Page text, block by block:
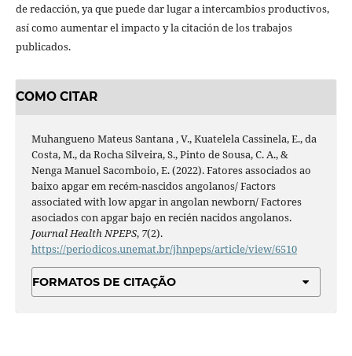
de redacción, ya que puede dar lugar a intercambios productivos,
así como aumentar el impacto y la citación de los trabajos
publicados.
COMO CITAR
Muhangueno Mateus Santana , V., Kuatelela Cassinela, E., da
Costa, M., da Rocha Silveira, S., Pinto de Sousa, C. A., &
Nenga Manuel Sacomboio, E. (2022). Fatores associados ao
baixo apgar em recém-nascidos angolanos/ Factors
associated with low apgar in angolan newborn/ Factores
asociados con apgar bajo en recién nacidos angolanos.
Journal Health NPEPS, 7(2).
https://periodicos.unemat.br/jhnpeps/article/view/6510
FORMATOS DE CITAÇÃO